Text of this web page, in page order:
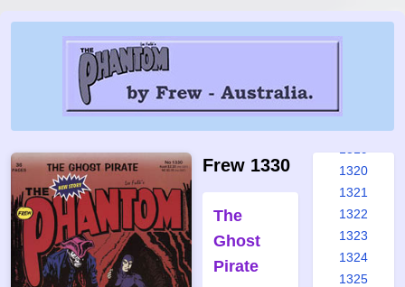
Frew 1330
The
Ghost
Pirate
1313
1314
1320
1321
1322
1323
1324
1325